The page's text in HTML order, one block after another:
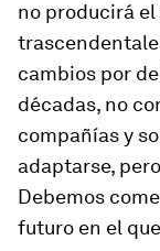
no producirá
cambios por
décadas, no
compañías y
adaptarse,
Debemos
futuro en el